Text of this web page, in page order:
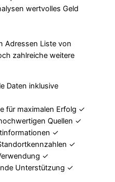
wertvolles Geld
Adressen Liste von
zahlreiche weitere
Daten inklusive
für maximalen Erfolg ✓
Quellen ✓
✓
✓
✓
Unterstützung ✓